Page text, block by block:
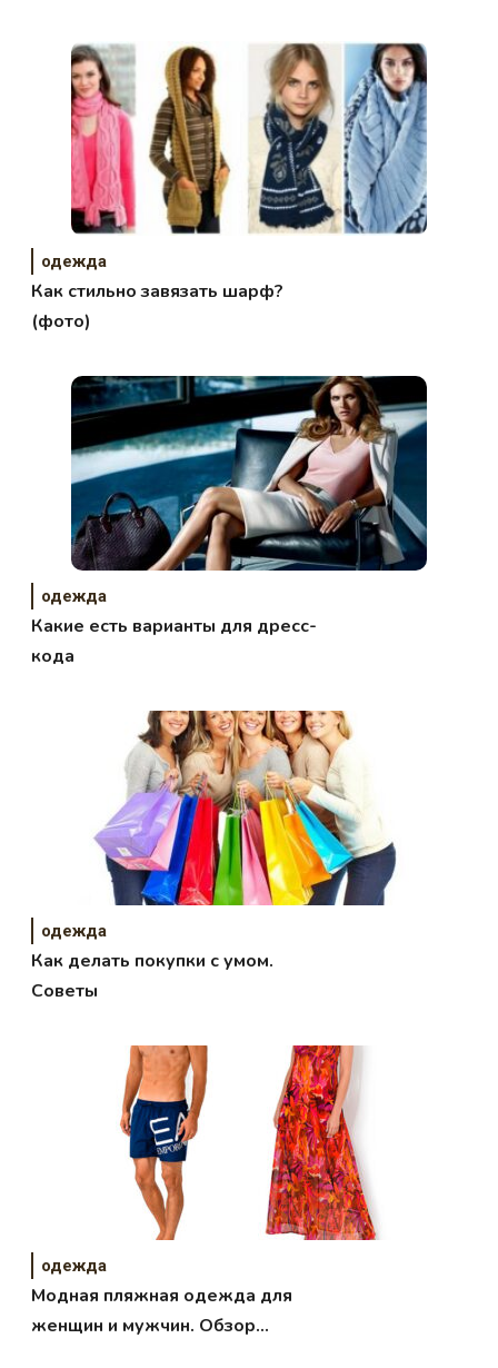
одежда
Как стильно завязать шарф?
(фото)
одежда
Какие есть варианты для дресс-
кода
одежда
Как делать покупки с умом.
Советы
одежда
Модная пляжная одежда для
женщин и мужчин. Обзор